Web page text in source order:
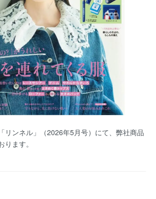
リンネル」（2026年5月号）にて、弊社商品
ます。